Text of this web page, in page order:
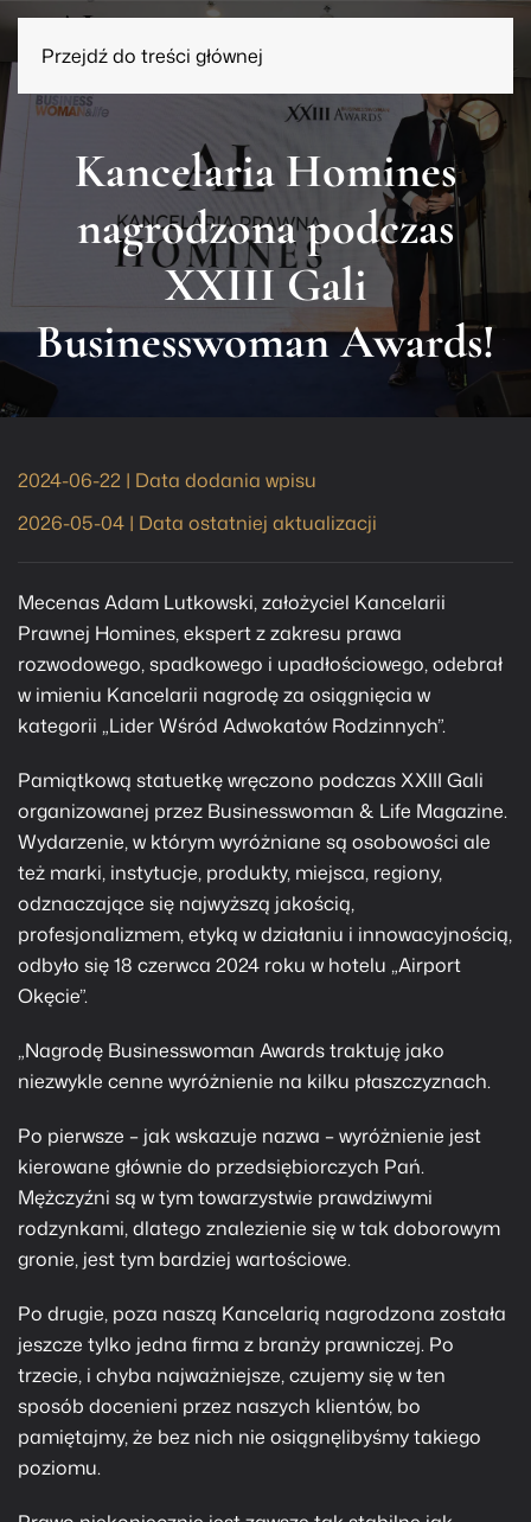
Przejdź do treści głównej
Kancelaria Homines
nagrodzona podczas
XXIII Gali
Businesswoman Awards!
2024-06-22 | Data dodania wpisu
2026-05-04 | Data ostatniej aktualizacji
Mecenas Adam Lutkowski, założyciel Kancelarii
Prawnej Homines, ekspert z zakresu prawa
rozwodowego, spadkowego i upadłościowego, odebrał
w imieniu Kancelarii nagrodę za osiągnięcia w
kategorii „Lider Wśród Adwokatów Rodzinnych”.
Pamiątkową statuetkę wręczono podczas XXIII Gali
organizowanej przez Businesswoman & Life Magazine.
Wydarzenie, w którym wyróżniane są osobowości ale
też marki, instytucje, produkty, miejsca, regiony,
odznaczające się najwyższą jakością,
profesjonalizmem, etyką w działaniu i innowacyjnością,
odbyło się 18 czerwca 2024 roku w hotelu „Airport
Okęcie”.
„Nagrodę Businesswoman Awards traktuję jako
niezwykle cenne wyróżnienie na kilku płaszczyznach.
Po pierwsze – jak wskazuje nazwa – wyróżnienie jest
kierowane głównie do przedsiębiorczych Pań.
Mężczyźni są w tym towarzystwie prawdziwymi
rodzynkami, dlatego znalezienie się w tak doborowym
gronie, jest tym bardziej wartościowe.
Po drugie, poza naszą Kancelarią nagrodzona została
jeszcze tylko jedna firma z branży prawniczej. Po
trzecie, i chyba najważniejsze, czujemy się w ten
sposób docenieni przez naszych klientów, bo
pamiętajmy, że bez nich nie osiągnęlibyśmy takiego
poziomu.